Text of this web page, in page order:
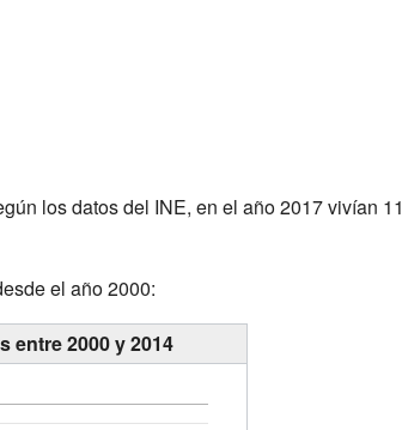
los datos del INE, en el año 2017 vivían 11
el año 2000:
entre 2000 y 2014